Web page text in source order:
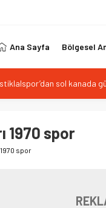
Ana Sayfa Bölgesel
sol kanada
sportif
teknik ekibiyle
Kaplanları Kaygısız ile
1970 spor
spor